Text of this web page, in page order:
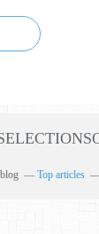
Top articles